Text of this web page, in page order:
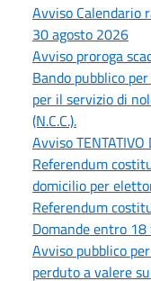
Avviso Calendario
30 agosto 2026
Avviso proroga
Bando pubblico
per il servizio di
(N.C.C.).
Avviso TENTATIVO
Referendum
domicilio per
Referendum
Domande entro
Avviso pubblico
perduto a valere